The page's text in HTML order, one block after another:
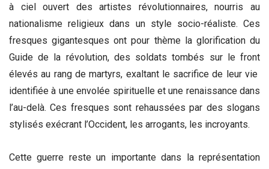
à ciel ouvert des artistes révolutionnaires, nourris au
nationalisme religieux dans un style socio-réaliste. Ces
fresques gigantesques ont pour thème la glorification du
Guide de la révolution, des soldats tombés sur le front
élevés au rang de martyrs, exaltant le sacrifice de leur vie
identifiée à une envolée spirituelle et une renaissance dans
l’au-delà. Ces fresques sont rehaussées par des slogans
stylisés exécrant l’Occident, les arrogants, les incroyants.
Cette guerre reste un importante dans la représentation